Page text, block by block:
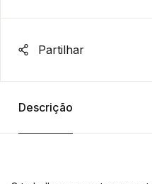
Partilhar
Descrição